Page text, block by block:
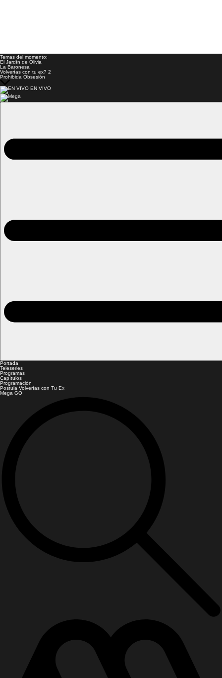
Temas del momento:
El Jardín de Olivia
La Baronesa
Volverías con tu ex? 2
Prohibida Obsesión
EN VIVO
Portada
Teleseries
Programas
Capítulos
Programación
Postula Volverías con Tu Ex
Mega GO